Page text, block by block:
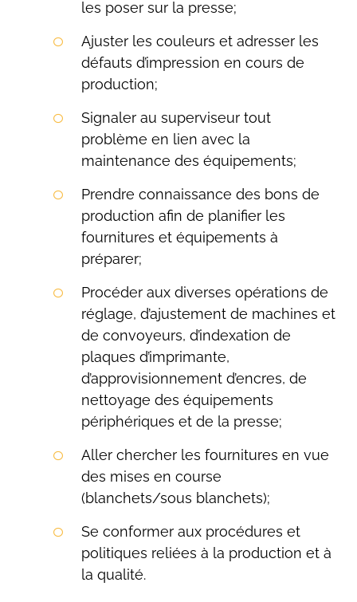
les poser sur la presse;
Ajuster les couleurs et adresser les
défauts d’impression en cours de
production;
Signaler au superviseur tout
problème en lien avec la
maintenance des équipements;
Prendre connaissance des bons de
production afin de planifier les
fournitures et équipements à
préparer;
Procéder aux diverses opérations de
réglage, d’ajustement de machines et
de convoyeurs, d’indexation de
plaques d’imprimante,
d’approvisionnement d’encres, de
nettoyage des équipements
périphériques et de la presse;
Aller chercher les fournitures en vue
des mises en course
(blanchets/sous blanchets);
Se conformer aux procédures et
politiques reliées à la production et à
la qualité.